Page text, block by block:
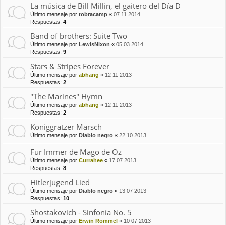
La música de Bill Millin, el gaitero del Día D
Último mensaje por tobracamp « 07 11 2014
Respuestas: 4
Band of brothers: Suite Two
Último mensaje por LewisNixon « 05 03 2014
Respuestas: 9
Stars & Stripes Forever
Último mensaje por abhang « 12 11 2013
Respuestas: 2
"The Marines" Hymn
Último mensaje por abhang « 12 11 2013
Respuestas: 2
Königgrätzer Marsch
Último mensaje por Diablo negro « 22 10 2013
Für Immer de Mägo de Oz
Último mensaje por Currahee « 17 07 2013
Respuestas: 8
Hitlerjugend Lied
Último mensaje por Diablo negro « 13 07 2013
Respuestas: 10
Shostakovich - Sinfonía No. 5
Último mensaje por Erwin Rommel « 10 07 2013